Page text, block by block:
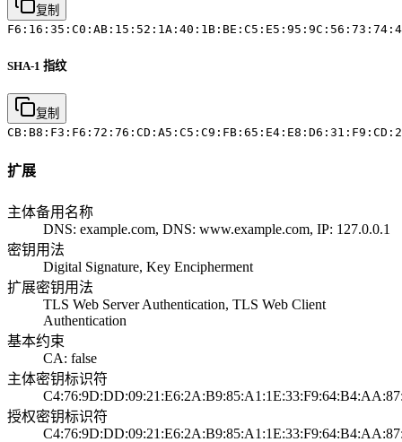
复制
SHA-1 指纹
复制
扩展
主体备用名称
DNS: example.com, DNS: www.example.com, IP: 127.0.0.1
密钥用法
Digital Signature, Key Encipherment
扩展密钥用法
TLS Web Server Authentication, TLS Web Client
Authentication
基本约束
CA: false
主体密钥标识符
授权密钥标识符